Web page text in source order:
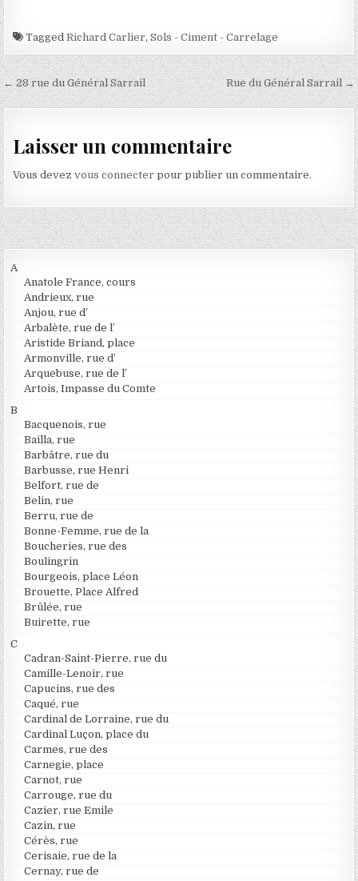
TaggedRichard Carlier,Sols - Ciment - Carrelage
Navigation de l’articleRue du Général Sarrail →
← 28 rue du Général Sarrail
Laisser un commentaire
Vous devezvous connecter pour publier un commentaire.
A
Anatole France, cours
Andrieux, rue
Anjou, rue d’
Arbalète, rue de l’
Aristide Briand, place
Armonville, rue d’
Arquebuse, rue de l’
Artois, Impasse du Comte
B
Bacquenois, rue
Bailla, rue
Barbâtre, rue du
Barbusse, rue Henri
Belfort, rue de
Belin, rue
Berru, rue de
Bonne-Femme, rue de la
Boucheries, rue des
Boulingrin
Bourgeois, place Léon
Brouette, Place Alfred
Brûlée, rue
Buirette, rue
C
Cadran-Saint-Pierre, rue du
Camille-Lenoir, rue
Capucins, rue des
Caqué, rue
Cardinal de Lorraine, rue du
Cardinal Luçon, place du
Carmes, rue des
Carnegie, place
Carnot, rue
Carrouge, rue du
Cazier, rue Emile
Cazin, rue
Cérès, rue
Cerisaie, rue de la
Cernay, rue de